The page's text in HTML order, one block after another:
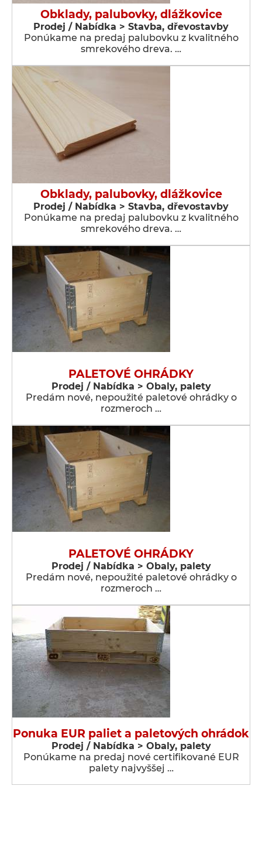
Obklady, palubovky, dlážkovice
Prodej / Nabídka > Stavba, dřevostavby
Ponúkame na predaj palubovku z kvalitného
smrekového dreva. …
Obklady, palubovky, dlážkovice
Prodej / Nabídka > Stavba, dřevostavby
Ponúkame na predaj palubovku z kvalitného
smrekového dreva. …
PALETOVÉ OHRÁDKY
Prodej / Nabídka > Obaly, palety
Predám nové, nepoužité paletové ohrádky o
rozmeroch …
PALETOVÉ OHRÁDKY
Prodej / Nabídka > Obaly, palety
Predám nové, nepoužité paletové ohrádky o
rozmeroch …
Ponuka EUR paliet a paletových ohrádok
Prodej / Nabídka > Obaly, palety
Ponúkame na predaj nové certifikované EUR
palety najvyššej …